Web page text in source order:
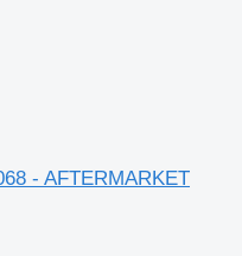
- AFTERMARKET